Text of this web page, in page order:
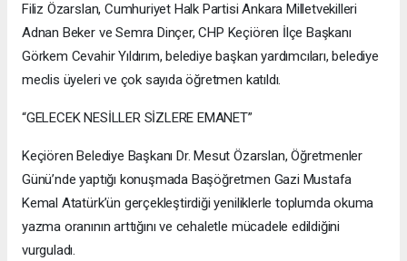
Filiz Özarslan, Cumhuriyet Halk Partisi Ankara Milletvekilleri
Adnan Beker ve Semra Dinçer, CHP Keçiören İlçe Başkanı
Görkem Cevahir Yıldırım, belediye başkan yardımcıları, belediye
meclis üyeleri ve çok sayıda öğretmen katıldı.
“GELECEK NESİLLER SİZLERE EMANET”
Keçiören Belediye Başkanı Dr. Mesut Özarslan, Öğretmenler
Günü’nde yaptığı konuşmada Başöğretmen Gazi Mustafa
Kemal Atatürk’ün gerçekleştirdiği yeniliklerle toplumda okuma
yazma oranının arttığını ve cehaletle mücadele edildiğini
vurguladı.